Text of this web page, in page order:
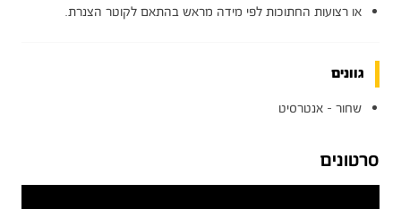
או רצועות החתוכות לפי מידה מראש בהתאם לקוטר הצנרת.
גוונים
שחור - אנטרסיט
סרטונים